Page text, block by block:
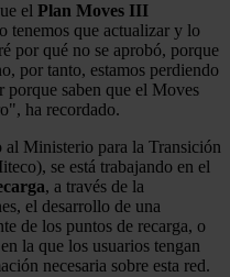
el Plan Moves III
tenemos que actualizar y lo
por qué no se aprobó, porque
por tanto, estamos perdiendo
porque saben que el Moves
ha recordado.
al Ministerio para la Transición
se está trabajando en el
, a través de la
el desarrollo de una
de los puntos de recarga, o
la que los usuarios tengan
necesaria sobre esta red.